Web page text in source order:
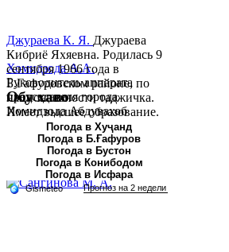
Хомидзода А.А.
Руководитель аппарата
председателя города
Хомидзода Абдувахоб
Абдумаджид родился 8
июня 1978 года в городе
Худжанде. По
национальности...
Джураева К. Я. Джураева
Кибриё Яхяевна. Родилась 9
сентября 1966 года в
Б.Гафуровском районе, по
национальности таджичка.
Имеет высшее образование.
В 1997 ...
Обу хаво
Погода в Хуҷанд
Погода в Б.Ғафуров
Погода в Бустон
Погода в Конибодом
Погода в Исфара